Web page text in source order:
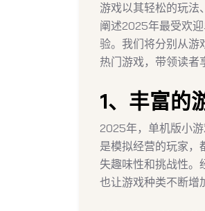
游戏以其轻松的玩法
阐述2025年最受欢
验。我们将分别从游
热门游戏，带领读者
1、丰富的
2025年，单机版小
是模拟经营的玩家，
失趣味性和挑战性。
也让游戏种类不断增